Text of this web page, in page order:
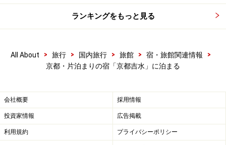
ランキングをもっと見る
All About > 旅行 > 国内旅行 > 旅館 > 宿・旅館関連情報
>
京都・片泊まりの宿「京都吉水」に泊まる
会社概要 採用情報
投資家情報 広告掲載
利用規約 プライバシーポリシー